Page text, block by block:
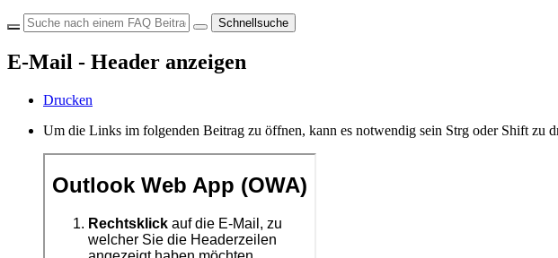
Schnellsuche
E-Mail - Header anzeigen
Drucken
Um die Links im folgenden Beitrag zu öffnen, kann es notwendig sein Strg oder Shift